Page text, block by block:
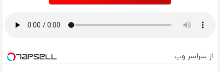
از سراسر وب